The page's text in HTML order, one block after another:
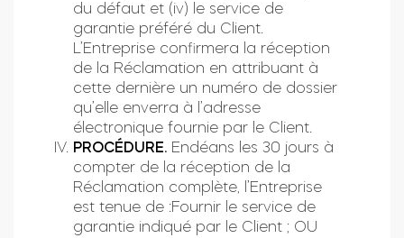
du défaut et (iv) le service de
garantie préféré du Client.
L’Entreprise confirmera la réception
de la Réclamation en attribuant à
cette dernière un numéro de dossier
qu’elle enverra à l’adresse
électronique fournie par le Client.
PROCÉDURE.
Endéans les 30 jours à
compter de la réception de la
Réclamation complète, l’Entreprise
est tenue de :Fournir le service de
garantie indiqué par le Client ; OU